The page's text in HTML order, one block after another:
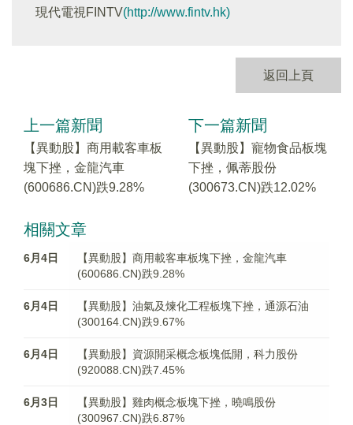
現代電視FINTV(http://www.fintv.hk)
返回上頁
上一篇新聞
【異動股】商用載客車板
塊下挫，金龍汽車
(600686.CN)跌9.28%
下一篇新聞
【異動股】寵物食品板塊
下挫，佩蒂股份
(300673.CN)跌12.02%
相關文章
6月4日
【異動股】商用載客車板塊下挫，金龍汽車
(600686.CN)跌9.28%
6月4日
【異動股】油氣及煉化工程板塊下挫，通源石油
(300164.CN)跌9.67%
6月4日
【異動股】資源開采概念板塊低開，科力股份
(920088.CN)跌7.45%
6月3日
【異動股】雞肉概念板塊下挫，曉鳴股份
(300967.CN)跌6.87%